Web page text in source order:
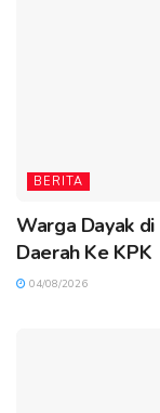
BERITA
Warga Dayak
Daerah Ke KPK
04/08/2026